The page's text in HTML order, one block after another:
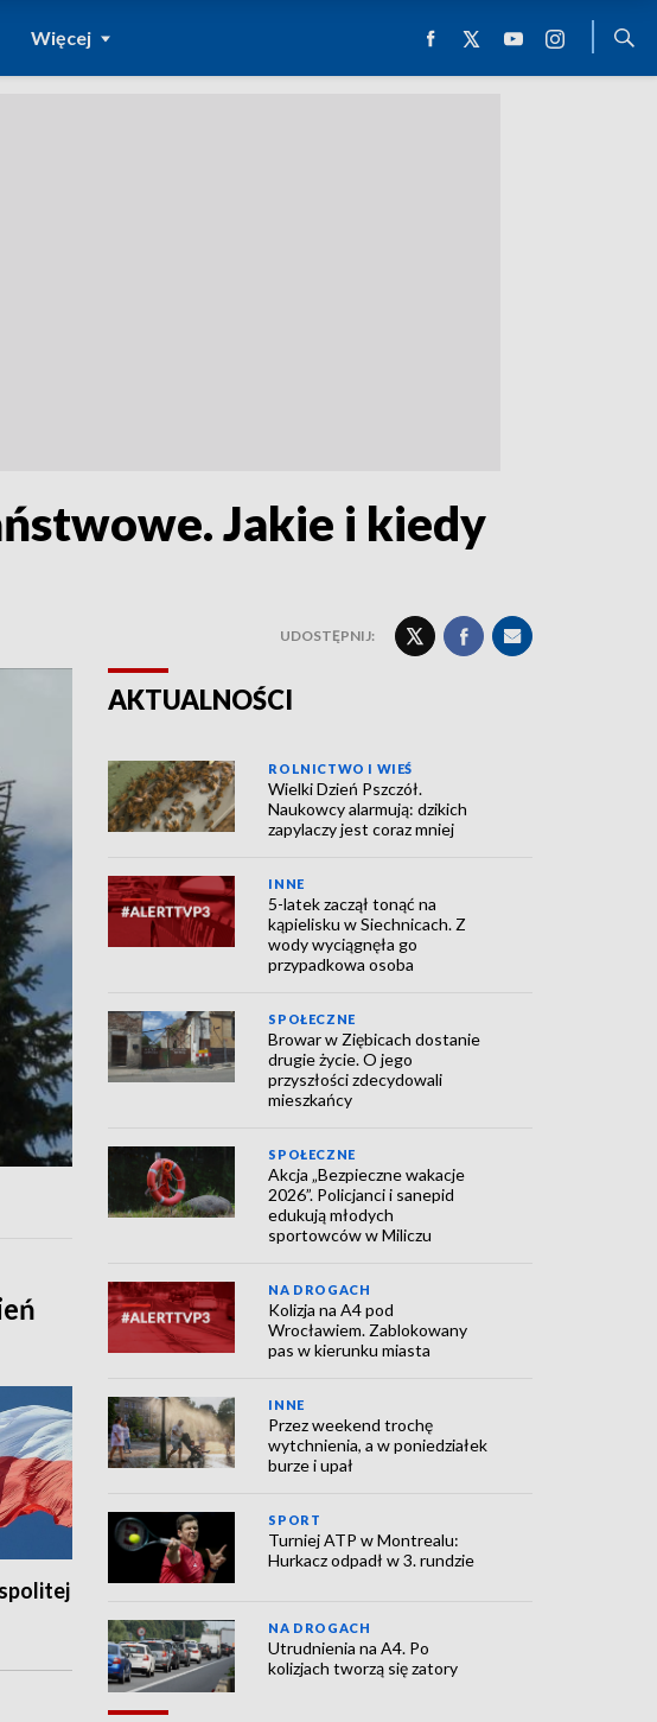
Więcej
Jakie i kiedy
UDOSTĘPNIJ:
AKTUALNOŚCI
ROLNICTWO I WIEŚ
Wielki Dzień Pszczół.
Naukowcy alarmują: dzikich
zapylaczy jest coraz mniej
INNE
5-latek zaczął tonąć na
kąpielisku w Siechnicach. Z
wody wyciągnęła go
przypadkowa osoba
SPOŁECZNE
Browar w Ziębicach dostanie
drugie życie. O jego
przyszłości zdecydowali
mieszkańcy
SPOŁECZNE
Akcja „Bezpieczne wakacje
2026”. Policjanci i sanepid
edukują młodych
sportowców w Miliczu
NA DROGACH
Kolizja na A4 pod
Wrocławiem. Zablokowany
pas w kierunku miasta
INNE
Przez weekend trochę
wytchnienia, a w poniedziałek
burze i upał
SPORT
Turniej ATP w Montrealu:
Hurkacz odpadł w 3. rundzie
NA DROGACH
Utrudnienia na A4. Po
kolizjach tworzą się zatory